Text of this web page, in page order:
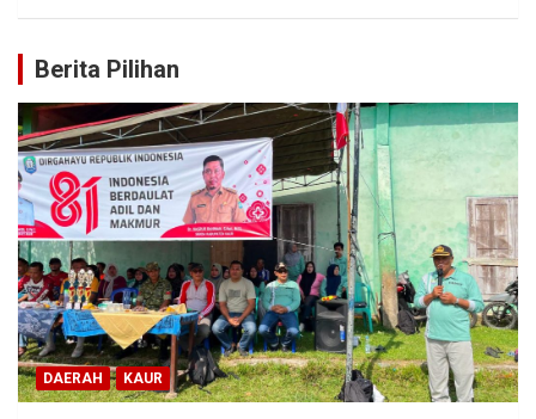
Berita Pilihan
DAERAH KAUR